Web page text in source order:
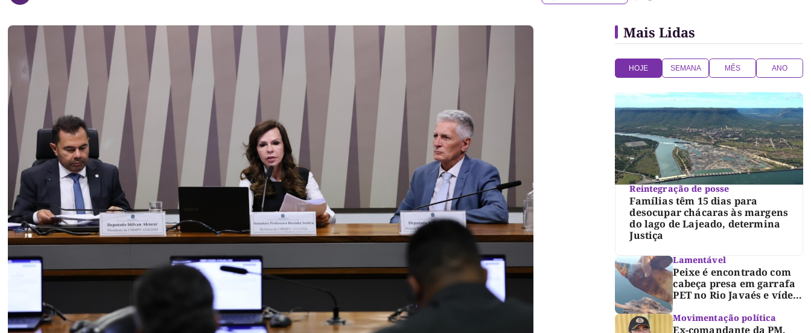
Mais Lidas
HOJE SEMANA MÊS ANO
Reintegração de posse
Famílias têm 15 dias para
desocupar chácaras às margens
do lago de Lajeado, determina
Justiça
Lamentável
Peixe é encontrado com
cabeça presa em garrafa
PET no Rio Javaés e vídeo
lixo nos rios
Movimentação política
Ex-comandante da PM,